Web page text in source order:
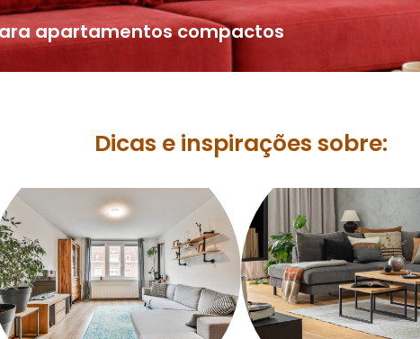
apartamentos compactos
Dicas e inspirações sobre: